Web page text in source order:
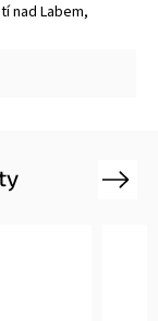
nad Labem,
Next